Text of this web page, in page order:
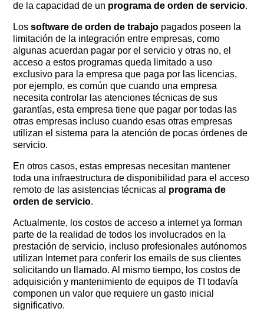
de la capacidad de un programa de orden de servicio.
Lossoftware de orden de trabajo pagados poseen la
limitación de la integración entre empresas, como
algunas acuerdan pagar por el servicio y otras no, el
acceso a estos programas queda limitado a uso
exclusivo para la empresa que paga por las licencias,
por ejemplo, es común que cuando una empresa
necesita controlar las atenciones técnicas de sus
garantías, esta empresa tiene que pagar por todas las
otras empresas incluso cuando esas otras empresas
utilizan el sistema para la atención de pocas órdenes de
servicio.
En otros casos, estas empresas necesitan mantener
toda una infraestructura de disponibilidad para el acceso
remoto de las asistencias técnicas al programa de
orden de servicio.
Actualmente, los costos de acceso a internet ya forman
parte de la realidad de todos los involucrados en la
prestación de servicio, incluso profesionales autónomos
utilizan Internet para conferir los emails de sus clientes
solicitando un llamado. Al mismo tiempo, los costos de
adquisición y mantenimiento de equipos de TI todavía
componen un valor que requiere un gasto inicial
significativo.